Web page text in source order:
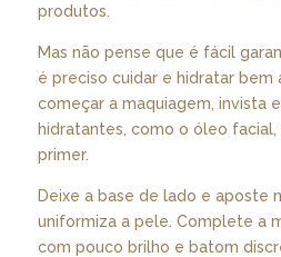
produtos.
Mas não pense que é fácil
é preciso cuidar e hidratar bem
começar a maquiagem, invista
hidratantes, como o óleo
primer.
Deixe a base de lado e aposte
uniformiza a pele. Complete a
com pouco brilho e batom